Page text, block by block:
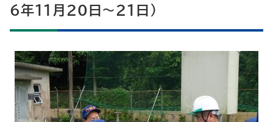
６年１１月２０日～２１日）